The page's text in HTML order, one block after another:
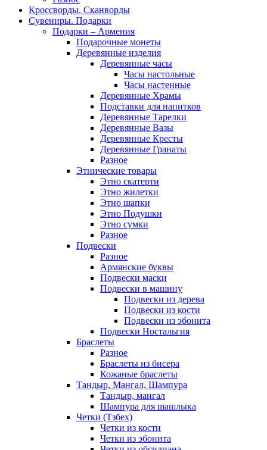
Кроссворды. Сканворды
Сувениры. Подарки
Подарки – Армения
Подарочные монеты
Деревянные изделия
Деревянные часы
Часы настольные
Часы настенные
Деревянные Храмы
Подставки для напитков
Деревянные Тарелки
Деревянные Вазы
Деревянные Кресты
Деревянные Гранаты
Разное
Этнические товары
Этно скатерти
Этно жилетки
Этно шапки
Этно Подушки
Этно сумки
Разное
Подвески
Разное
Армянские буквы
Подвески маски
Подвески в машину
Подвески из дерева
Подвески из кости
Подвески из эбонита
Подвески Ностальгия
Браслеты
Разное
Браслеты из бисера
Кожаные браслеты
Тандыр, Мангал, Шампура
Тандыр, мангал
Шампура для шашлыка
Четки (Тзбех)
Четки из кости
Четки из эбонита